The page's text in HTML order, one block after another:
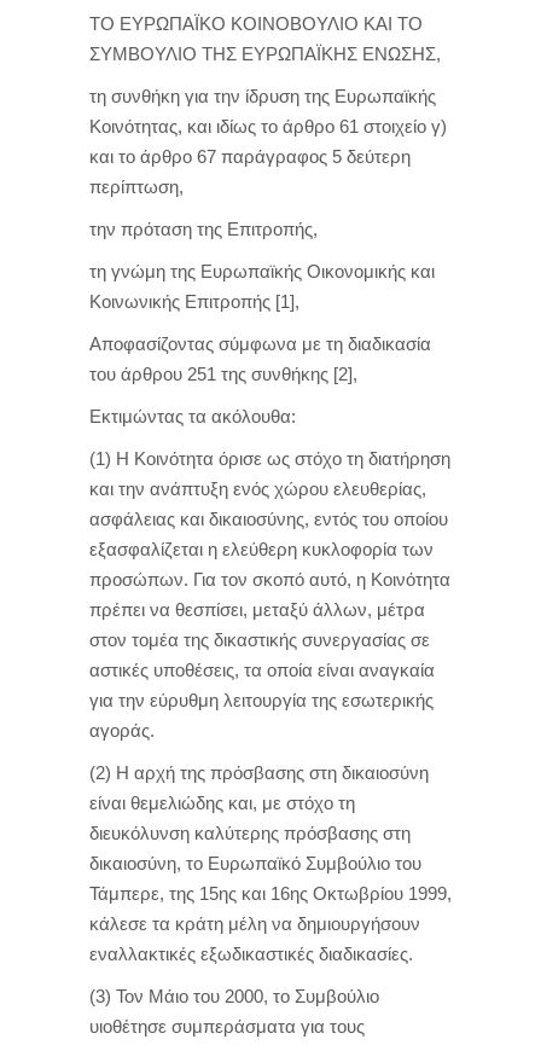
ΤΟ ΕΥΡΩΠΑΪΚΟ ΚΟΙΝΟΒΟΥΛΙΟ ΚΑΙ ΤΟ
ΣΥΜΒΟΥΛΙΟ ΤΗΣ ΕΥΡΩΠΑΪΚΗΣ ΕΝΩΣΗΣ,
τη συνθήκη για την ίδρυση της Ευρωπαϊκής
Κοινότητας, και ιδίως το άρθρο 61 στοιχείο γ)
και το άρθρο 67 παράγραφος 5 δεύτερη
περίπτωση,
την πρόταση της Επιτροπής,
τη γνώμη της Ευρωπαϊκής Οικονομικής και
Κοινωνικής Επιτροπής [1],
Αποφασίζοντας σύμφωνα με τη διαδικασία
του άρθρου 251 της συνθήκης [2],
Εκτιμώντας τα ακόλουθα:
(1) Η Κοινότητα όρισε ως στόχο τη διατήρηση
και την ανάπτυξη ενός χώρου ελευθερίας,
ασφάλειας και δικαιοσύνης, εντός του οποίου
εξασφαλίζεται η ελεύθερη κυκλοφορία των
προσώπων. Για τον σκοπό αυτό, η Κοινότητα
πρέπει να θεσπίσει, μεταξύ άλλων, μέτρα
στον τομέα της δικαστικής συνεργασίας σε
αστικές υποθέσεις, τα οποία είναι αναγκαία
για την εύρυθμη λειτουργία της εσωτερικής
αγοράς.
(2) Η αρχή της πρόσβασης στη δικαιοσύνη
είναι θεμελιώδης και, με στόχο τη
διευκόλυνση καλύτερης πρόσβασης στη
δικαιοσύνη, το Ευρωπαϊκό Συμβούλιο του
Τάμπερε, της 15ης και 16ης Οκτωβρίου 1999,
κάλεσε τα κράτη μέλη να δημιουργήσουν
εναλλακτικές εξωδικαστικές διαδικασίες.
(3) Τον Μάιο του 2000, το Συμβούλιο
υιοθέτησε συμπεράσματα για τους